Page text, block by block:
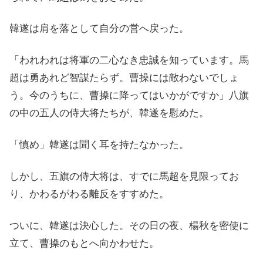
韓遂は肩を落として自分の営へ戻った。
「われわれは将軍の二心なき忠誠を知っています。馬
超は勇あれど智謀たらず。曹操には敵わないでしょ
う。今のうちに、曹操に降ってはいかがですか」八旗
の中の五人の侍大将たちが、韓遂を慰めた。
「慎め」韓遂は聞く耳を持たなかった。
しかし、五旗の侍大将は、すでに馬超を見限ってお
り、かわるがわる離反をすすめた。
ついに、韓遂は決心した。その日の夜、楊秋を密使に
立て、曹操のもとへ向かわせた。